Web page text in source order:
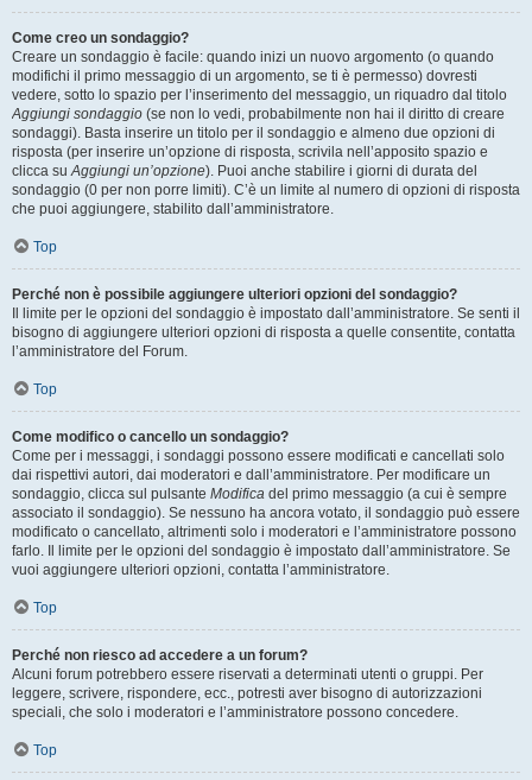
Come creo un sondaggio?
Creare un sondaggio è facile: quando inizi un nuovo argomento (o quando
modifichi il primo messaggio di un argomento, se ti è permesso) dovresti
vedere, sotto lo spazio per l’inserimento del messaggio, un riquadro dal titolo
Aggiungi sondaggio (se non lo vedi, probabilmente non hai il diritto di creare
sondaggi). Basta inserire un titolo per il sondaggio e almeno due opzioni di
risposta (per inserire un’opzione di risposta, scrivila nell’apposito spazio e
clicca suAggiungi un’opzione). Puoi anche stabilire i giorni di durata del
sondaggio (0 per non porre limiti). C’è un limite al numero di opzioni di risposta
che puoi aggiungere, stabilito dall’amministratore.
Top
Perché non è possibile aggiungere ulteriori opzioni del sondaggio?
Il limite per le opzioni del sondaggio è impostato dall’amministratore. Se senti il
bisogno di aggiungere ulteriori opzioni di risposta a quelle consentite, contatta
l’amministratore del Forum.
Top
Come modifico o cancello un sondaggio?
Come per i messaggi, i sondaggi possono essere modificati e cancellati solo
dai rispettivi autori, dai moderatori e dall’amministratore. Per modificare un
sondaggio, clicca sul pulsante Modifica del primo messaggio (a cui è sempre
associato il sondaggio). Se nessuno ha ancora votato, il sondaggio può essere
modificato o cancellato, altrimenti solo i moderatori e l’amministratore possono
farlo. Il limite per le opzioni del sondaggio è impostato dall’amministratore. Se
vuoi aggiungere ulteriori opzioni, contatta l’amministratore.
Top
Perché non riesco ad accedere a un forum?
Alcuni forum potrebbero essere riservati a determinati utenti o gruppi. Per
leggere, scrivere, rispondere, ecc., potresti aver bisogno di autorizzazioni
speciali, che solo i moderatori e l’amministratore possono concedere.
Top